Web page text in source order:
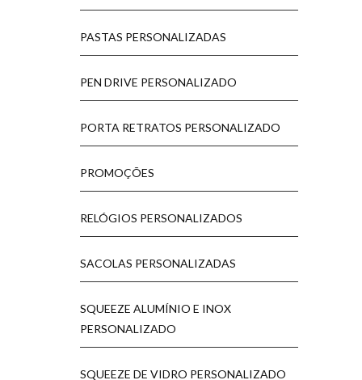
PASTAS PERSONALIZADAS
PEN DRIVE PERSONALIZADO
PORTA RETRATOS PERSONALIZADO
PROMOÇÕES
RELÓGIOS PERSONALIZADOS
SACOLAS PERSONALIZADAS
SQUEEZE ALUMÍNIO E INOX
PERSONALIZADO
SQUEEZE DE VIDRO PERSONALIZADO